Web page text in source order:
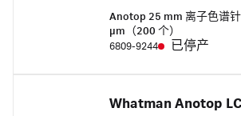
Anotop 25 mm 离子色谱
µm（200 个）
6809-9244
已停产
Whatman Anotop